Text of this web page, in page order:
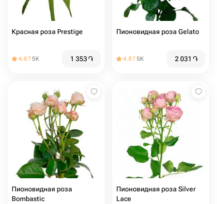
Красная роза Prestige
4.875K 1 353֏
Пионовидная роза Gelato
4.875K 2 031 ֏
Пионовидная роза
Bombastic
Пионовидная роза Silver
Lace